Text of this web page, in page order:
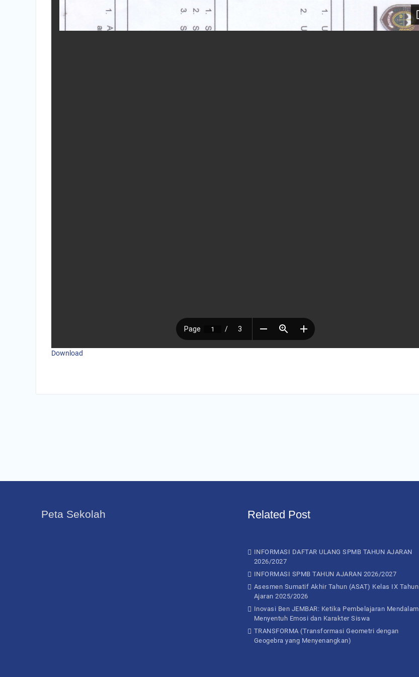
INFORMASI DAFTAR ULANG SPMB
TAHUN AJARAN 2025/2026
Download
Peta Sekolah Related Post
INFORMASI DAFTAR ULANG SPMB TAHUN AJARAN
2026/2027
INFORMASI SPMB TAHUN AJARAN 2026/2027
Asesmen Sumatif Akhir Tahun (ASAT) Kelas IX Tahun
Ajaran 2025/2026
Inovasi Ben JEMBAR: Ketika Pembelajaran Mendalam
Menyentuh Emosi dan Karakter Siswa
TRANSFORMA (Transformasi Geometri dengan
Geogebra yang Menyenangkan)